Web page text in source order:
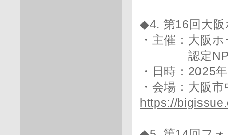
◆4. 第16回大
・主催：大阪
認定NPO法
・日時：2025
・会場：大阪
https://